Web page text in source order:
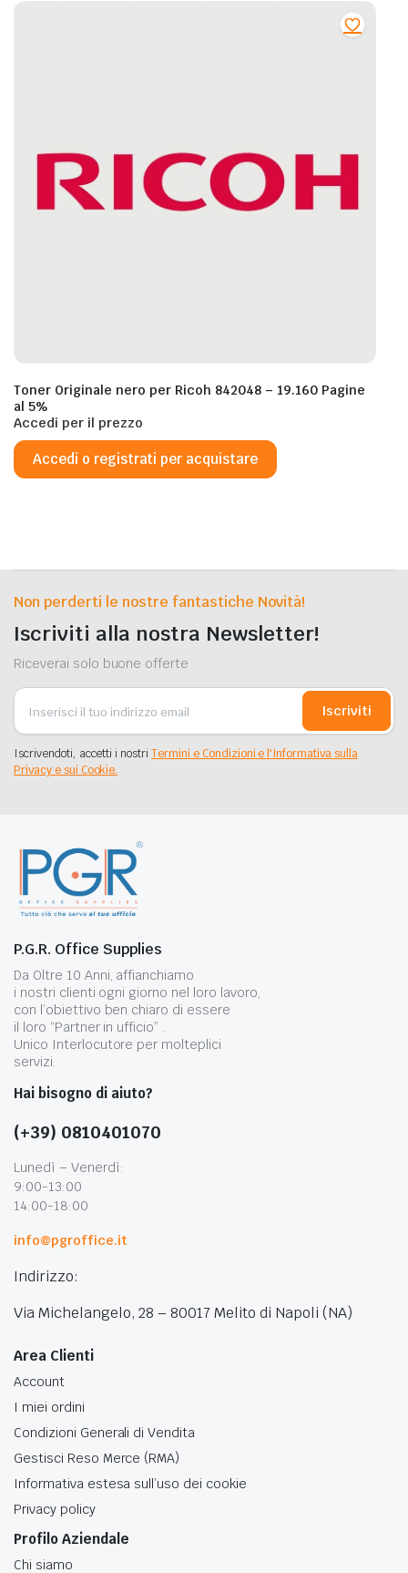
Toner Originale nero per Ricoh 842048 – 19.160 Pagine
al 5%
Accedi per il prezzo
Accedi o registrati per acquistare
Non perderti le nostre fantastiche Novità!
Iscriviti alla nostra Newsletter!
Riceverai solo buone offerte
Iscriviti
Iscrivendoti, accetti i nostriTermini e Condizioni e l'Informativa sulla
Privacy e sui Cookie.
P.G.R. Office Supplies
Da Oltre 10 Anni, affianchiamo
i nostri clienti ogni giorno nel loro lavoro,
con l’obiettivo ben chiaro di essere
il loro “Partner in ufficio” .
Unico Interlocutore per molteplici
servizi.
Hai bisogno di aiuto?
(+39) 0810401070
Lunedì – Venerdì:
9:00-13:00
14:00-18:00
info@pgroffice.it
Indirizzo:
Via Michelangelo, 28 – 80017 Melito di Napoli (NA)
Area Clienti
Account
I miei ordini
Condizioni Generali di Vendita
Gestisci Reso Merce (RMA)
Informativa estesa sull’uso dei cookie
Privacy policy
Profilo Aziendale
Chi siamo